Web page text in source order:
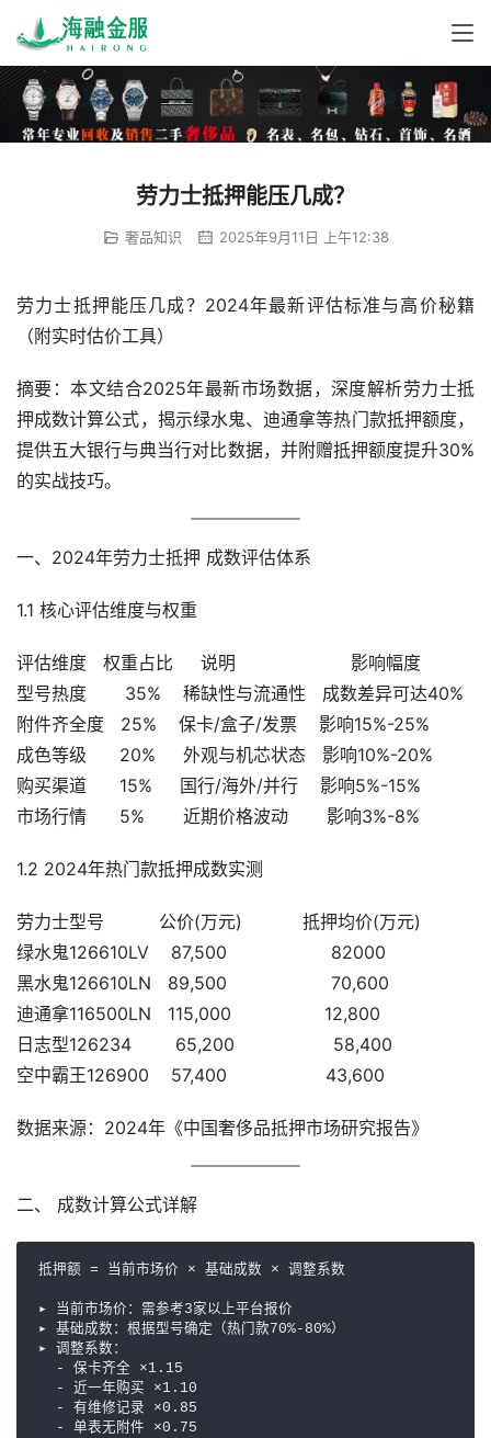
劳力士抵押能压几成？
奢品知识 2025年9月11日 上午12:38
劳力士抵押能压几成？2024年最新评估标准与高价秘籍
（附实时估价工具）
摘要：本文结合2025年最新市场数据，深度解析劳力士抵
押成数计算公式，揭示绿水鬼、迪通拿等热门款抵押额度，
提供五大银行与典当行对比数据，并附赠抵押额度提升30%
的实战技巧。
一、2024年劳力士抵押 成数评估体系
1.1 核心评估维度与权重
评估维度   权重占比     说明                     影响幅度
型号热度       35%    稀缺性与流通性   成数差异可达40%
附件齐全度   25%    保卡/盒子/发票    影响15%-25%
成色等级      20%     外观与机芯状态   影响10%-20%
购买渠道      15%     国行/海外/并行    影响5%-15%
市场行情      5%       近期价格波动       影响3%-8%
1.2 2024年热门款抵押成数实测
劳力士型号          公价(万元)           抵押均价(万元)
黑水鬼126610LN   89,500                   70,600
迪通拿116500LN   115,000                 12,800
日志型126234        65,200                  58,400
空中霸王126900    57,400                  43,600
数据来源：2024年《中国奢侈品抵押市场研究报告》
二、 成数计算公式详解
抵押额 = 当前市场价 × 基础成数 × 调整系数
▸ 当前市场价：需参考3家以上平台报价
▸ 基础成数：根据型号确定（热门款70%-80%）
▸ 调整系数：
  - 单表无附件 ×0.75